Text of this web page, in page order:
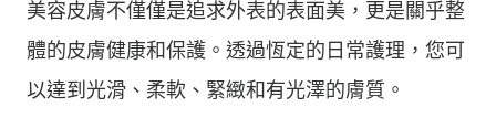
美容皮膚不僅僅是追求外表的表面美，更是關乎整
體的皮膚健康和保護。透過恆定的日常護理，您可
以達到光滑、柔軟、緊緻和有光澤的膚質。